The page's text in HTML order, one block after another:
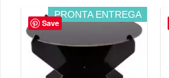
Save
PRONTA ENTREGA